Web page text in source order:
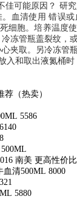
佳可能原因？ 研
血清使用 错误
细胞。培养温度
冻管瓶盖裂纹，
夹取。另冷冻管
和取出液氮桶时
荐（热卖）
5586
500ML
南美 更高性价
血清500ML 8000
5880